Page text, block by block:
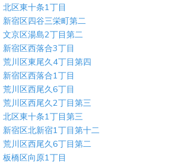
北区東十条1丁目
新宿区四谷三栄町第二
文京区湯島2丁目第二
新宿区西落合3丁目
荒川区東尾久4丁目第四
新宿区西落合1丁目
荒川区西尾久6丁目
荒川区西尾久2丁目第三
北区東十条1丁目第三
新宿区北新宿1丁目第十二
荒川区西尾久6丁目第二
板橋区向原1丁目